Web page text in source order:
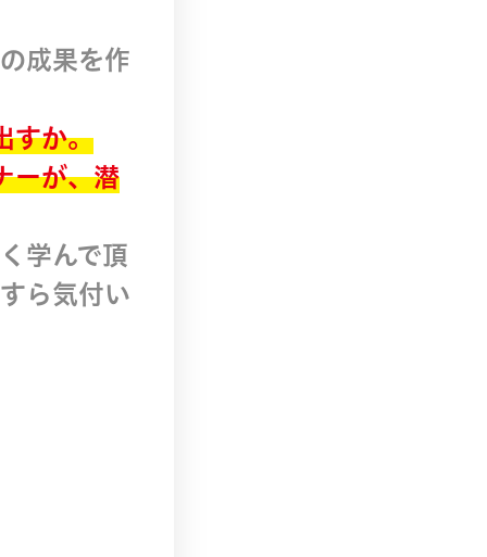
成果を作
すか。
ーが、潜
学んで頂
ら気付い